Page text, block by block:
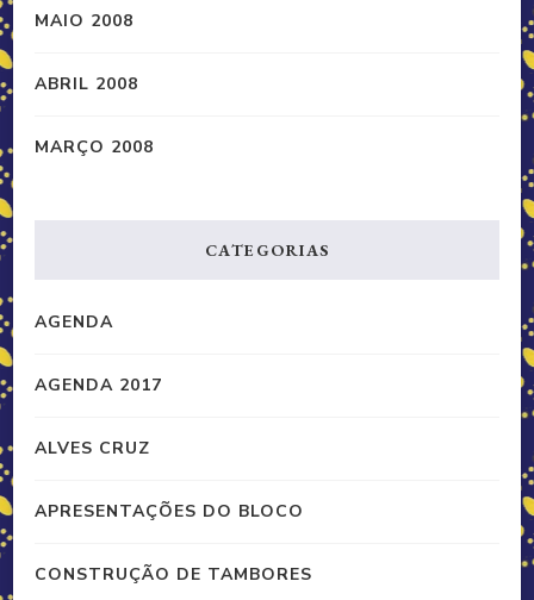
MAIO 2008
ABRIL 2008
MARÇO 2008
CATEGORIAS
AGENDA
AGENDA 2017
ALVES CRUZ
APRESENTAÇÕES DO BLOCO
CONSTRUÇÃO DE TAMBORES